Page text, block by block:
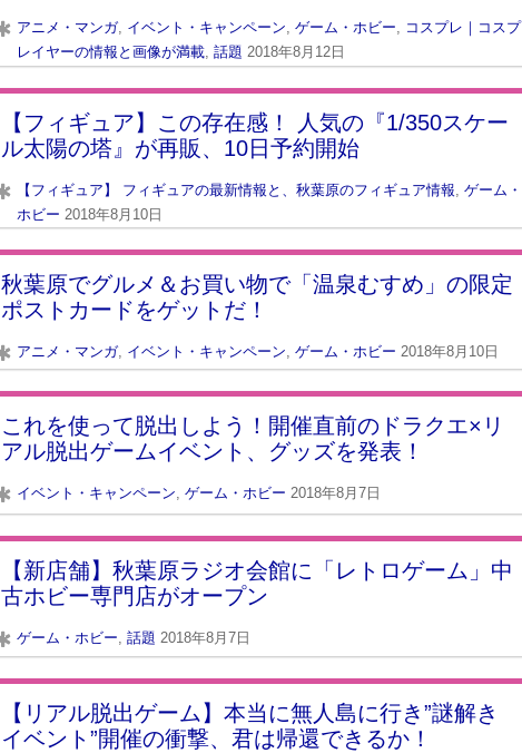
アニメ・マンガ, イベント・キャンペーン, ゲーム・ホビー, コスプレ｜コスプ
レイヤーの情報と画像が満載, 話題 2018年8月12日
【フィギュア】この存在感！ 人気の『1/350スケー
ル太陽の塔』が再販、10日予約開始
【フィギュア】 フィギュアの最新情報と、秋葉原のフィギュア情報 ゲーム・
ホビー 2018年8月10日
秋葉原でグルメ＆お買い物で「温泉むすめ」の限定
ポストカードをゲットだ！
アニメ・マンガ, イベント・キャンペーン ゲーム・ホビー 2018年8月10日
これを使って脱出しよう！開催直前のドラクエ×リ
アル脱出ゲームイベント、グッズを発表！
イベント・キャンペーン, ゲーム・ホビー 2018年8月7日
【新店舗】秋葉原ラジオ会館に「レトロゲーム」中
古ホビー専門店がオープン
ゲーム・ホビー, 話題 2018年8月7日
【リアル脱出ゲーム】本当に無人島に行き”謎解き
イベント”開催の衝撃、君は帰還できるか！